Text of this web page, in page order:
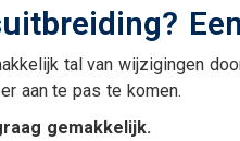
tal van wijzigingen
aan te pas te komen.
gemakkelijk.